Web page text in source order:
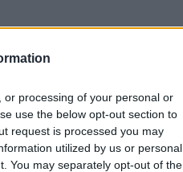
processing of your personal or
use the below opt-out section to
request is processed you may
utilized by us or personal
You may separately opt-out of the
te scoate întotdeauna din
mici: penne sau